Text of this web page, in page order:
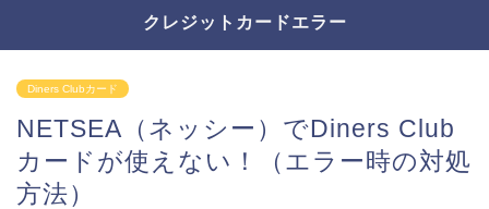
クレジットカードエラー
Diners Clubカード
NETSEA（ネッシー）でDiners Club
カードが使えない！（エラー時の対処
方法）